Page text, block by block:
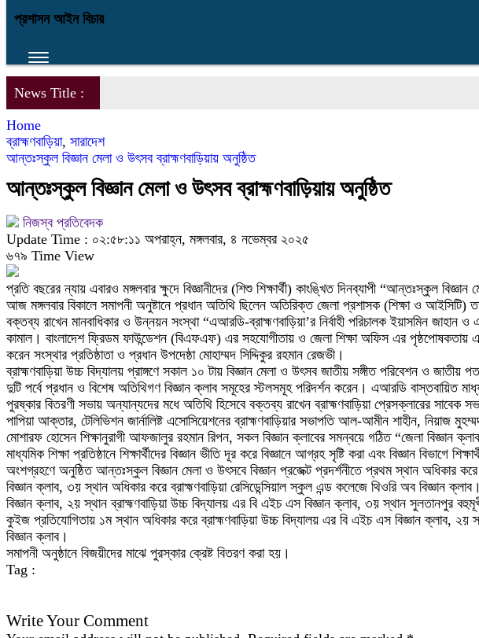
প্রশাসন আইন বিচার
News Title :
Home
ব্রাহ্মণবাড়িয়া, সারাদেশ
আন্তঃস্কুল বিজ্ঞান মেলা ও উৎসব ব্রাহ্মণবাড়িয়ায় অনুষ্ঠিত
আন্তঃস্কুল বিজ্ঞান মেলা ও উৎসব ব্রাহ্মণবাড়িয়ায় অনুষ্ঠিত
নিজস্ব প্রতিবেদক
Update Time : ০২:৫৮:১১ অপরাহ্ন, মঙ্গলবার, ৪ নভেম্বর ২০২৫
৬৭৯ Time View
প্রতি বছরের ন্যায় এবারও মঙ্গলবার ক্ষুদে বিজ্ঞানীদের (শিশু শিক্ষার্থী) কাংঙ্খিত দিনব্যাপী “আন্তঃস্কুল
আজ মঙ্গলবার বিকালে সমাপনী অনুষ্টানে প্রধান অতিথি ছিলেন অতিরিক্ত জেলা প্রশাসক (শিক্ষা ও
বক্তব্য রাখেন মানবাধিকার ও উন্নয়ন সংস্থা “এআরডি-ব্রাহ্মণবাড়িয়া’র নির্বাহী পরিচালক ইয়াসমিন জাহান ও
কামাল। বাংলাদেশ ফ্রিডম ফাউন্ডেশন (বিএফএফ) এর সহযোগীতায় ও জেলা শিক্ষা অফিস এর পৃষ্ঠপোষকতায়
করেন সংস্থার প্রতিষ্ঠাতা ও প্রধান উপদেষ্ঠা মোহাম্মদ সিদ্দিকুর রহমান রেজভী।
ব্রাহ্মণবাড়িয়া উচ্চ বিদ্যালয় প্রাঙ্গণে সকাল ১০ টায় বিজ্ঞান মেলা ও উৎসব জাতীয় সঙ্গীত পরিবেশন ও
দুটি পর্বে প্রধান ও বিশেষ অতিথিগণ বিজ্ঞান ক্লাব সমূহের স্টলসমূহ পরিদর্শন করেন। এআরডি বাস্তবায়িত
পুরষ্কার বিতরণী সভায় অন্যান্যদের মধে অতিথি হিসেবে বক্তব্য রাখেন ব্রাহ্মণবাড়িয়া প্রেসক্লারের
পাপিয়া আক্তার, টেলিভিশন জার্নালিষ্ট এসোসিয়েশনের ব্রাহ্মণবাড়িয়ার সভাপতি আল-আমীন শাহীন, নিয়াজ
মোশারফ হোসেন শিক্ষানুরাগী আফজালুর রহমান রিপন, সকল বিজ্ঞান ক্লাবের সমন্বয়ে গঠিত “জেলা বিজ্ঞান
মাধ্যমিক শিক্ষা প্রতিষ্ঠানে শিক্ষার্থীদের বিজ্ঞান ভীতি দূর করে বিজ্ঞানে আগ্রহ সৃষ্টি করা এবং বিজ্ঞান
অংশগ্রহণে অনুষ্ঠিত আন্তঃস্কুল বিজ্ঞান মেলা ও উৎসবে বিজ্ঞান প্রজেক্ট প্রদর্শনীতে প্রথম স্থান অধিকার
বিজ্ঞান ক্লাব, ৩য় স্থান অধিকার করে ব্রাহ্মণবাড়িয়া রেসিডেন্সিয়াল স্কুল এন্ড কলেজে থিওরি অব বিজ্ঞান
বিজ্ঞান ক্লাব, ২য় স্থান ব্রাহ্মণবাড়িয়া উচ্চ বিদ্যালয় এর বি এইচ এস বিজ্ঞান ক্লাব, ৩য় স্থান সুলতানপুর
কুইজ প্রতিযোগিতায় ১ম স্থান অধিকার করে ব্রাহ্মণবাড়িয়া উচ্চ বিদ্যালয় এর বি এইচ এস বিজ্ঞান ক্লাব, ২য়
বিজ্ঞান ক্লাব।
সমাপনী অনুষ্ঠানে বিজয়ীদের মাঝে পুরস্কার ক্রেষ্ট বিতরণ করা হয়।
Tag :
Write Your Comment